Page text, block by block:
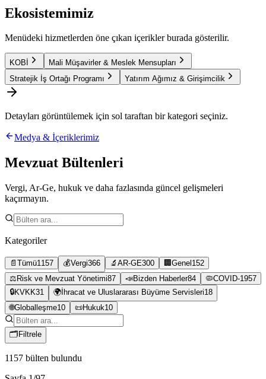
Ekosistemimiz
Menüdeki hizmetlerden öne çıkan içerikler burada gösterilir.
KOBİ
Mali Müşavirler & Meslek Mensupları
Stratejik İş Ortağı Programı
Yatırım Ağımız & Girişimcilik
Detayları görüntülemek için sol taraftan bir kategori seçiniz.
Medya & İçeriklerimiz
Mevzuat Bültenleri
Vergi, Ar-Ge, hukuk ve daha fazlasında güncel gelişmeleri
kaçırmayın.
Kategoriler
📄 Tümü1157 💰Vergi366 🔬 AR-GE300 🏢 Genel 152
⚖️ Risk ve Mevzuat Yönetimi87 📣Bizden Haberler84 🦠COVID-1957
🔒KVKK31 🌍 İhracat ve Uluslararası Büyüme Servisleri18
🌐Globalleşme10 📜Hukuk10
🗂 Filtrele
1157 bülten bulundu